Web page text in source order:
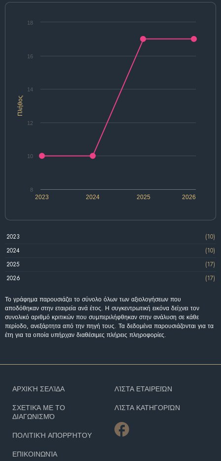
Πλήθος
2024 2026
2023 2025
8
10
12
14
16
18
2023
(10)
2024
(10)
2025
(17)
2026
(17)
Το γράφημα παρουσιάζει το σύνολο όλων των αξιολογήσεων που
αποδόθηκαν στην εταιρεία ανά έτος. Η συγκεντρωτική εικόνα δείχνει τον
συνολικό αριθμό κριτικών που συμπεριλήφθηκαν στην ανάλυση σε κάθε
περίοδο, ανεξάρτητα από την πηγή τους. Τα δεδομένα παρουσιάζονται για τα
έτη για τα οποία υπήρχαν διαθέσιμες πλήρεις πληροφορίες.
ΑΡΧΙΚΉ ΣΕΛΊΔΑ
ΣΧΕΤΙΚΆ ΜΕ ΤΟ
ΔΙΑΓΩΝΙΣΜΌ
ΠΟΛΙΤΙΚΉ ΑΠΟΡΡΉΤΟΥ
ΕΠΙΚΟΙΝΩΝΊΑ
ΛΊΣΤΑ ΕΤΑΙΡΕΙΏΝ
ΛΊΣΤΑ ΚΑΤΗΓΟΡΙΏΝ